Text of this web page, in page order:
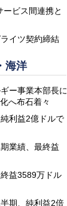
ービス間連携と
イツ契約締結
海洋
ー事業本部長に
へ布石着々
利益2億ドルで
業績、最終益
益3589万ドル
期、純利益2倍